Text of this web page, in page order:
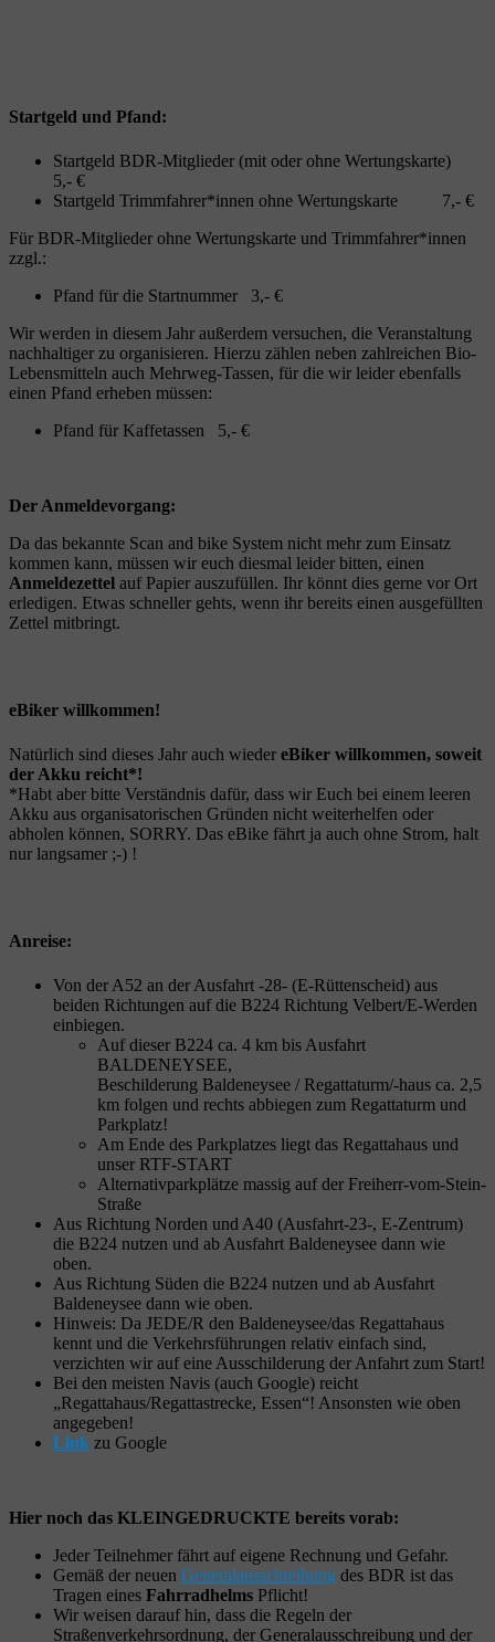
Startgeld und Pfand:
Startgeld BDR-Mitglieder (mit oder ohne Wertungskarte)
5,- €
Startgeld Trimmfahrer*innen ohne Wertungskarte 7,- €
Für BDR-Mitglieder ohne Wertungskarte und Trimmfahrer*innen
zzgl.:
Pfand für die Startnummer 3,- €
Wir werden in diesem Jahr außerdem versuchen, die Veranstaltung
nachhaltiger zu organisieren. Hierzu zählen neben zahlreichen Bio-
Lebensmitteln auch Mehrweg-Tassen, für die wir leider ebenfalls
einen Pfand erheben müssen:
Pfand für Kaffetassen 5,- €
Der Anmeldevorgang:
Da das bekannte Scan and bike System nicht mehr zum Einsatz
kommen kann, müssen wir euch diesmal leider bitten, einen
Anmeldezettel auf Papier auszufüllen. Ihr könnt dies gerne vor Ort
erledigen. Etwas schneller gehts, wenn ihr bereits einen ausgefüllten
Zettel mitbringt.
eBiker willkommen!
Natürlich sind dieses Jahr auch wieder eBiker willkommen, soweit
der Akku reicht*!
*Habt aber bitte Verständnis dafür, dass wir Euch bei einem leeren
Akku aus organisatorischen Gründen nicht weiterhelfen oder
abholen können, SORRY. Das eBike fährt ja auch ohne Strom, halt
nur langsamer ;-) !
Anreise:
Von der A52 an der Ausfahrt -28- (E-Rüttenscheid) aus
beiden Richtungen auf die B224 Richtung Velbert/E-Werden
einbiegen.
Auf dieser B224 ca. 4 km bis Ausfahrt
BALDENEYSEE,
Beschilderung Baldeneysee / Regattaturm/-haus ca. 2,5
km folgen und rechts abbiegen zum Regattaturm und
Parkplatz!
Am Ende des Parkplatzes liegt das Regattahaus und
unser RTF-START
Alternativparkplätze massig auf der Freiherr-vom-Stein-
Straße
Aus Richtung Norden und A40 (Ausfahrt-23-, E-Zentrum)
die B224 nutzen und ab Ausfahrt Baldeneysee dann wie
oben.
Aus Richtung Süden die B224 nutzen und ab Ausfahrt
Baldeneysee dann wie oben.
Hinweis: Da JEDE/R den Baldeneysee/das Regattahaus
kennt und die Verkehrsführungen relativ einfach sind,
verzichten wir auf eine Ausschilderung der Anfahrt zum Start!
Bei den meisten Navis (auch Google) reicht
„Regattahaus/Regattastrecke, Essen“! Ansonsten wie oben
angegeben!
Link zu Google
Hier noch das KLEINGEDRUCKTE bereits vorab:
Jeder Teilnehmer fährt auf eigene Rechnung und Gefahr.
Gemäß der neuen Generalausschreibung des BDR ist das
Tragen eines Fahrradhelms Pflicht!
Wir weisen darauf hin, dass die Regeln der
Straßenverkehrsordnung, der Generalausschreibung und der